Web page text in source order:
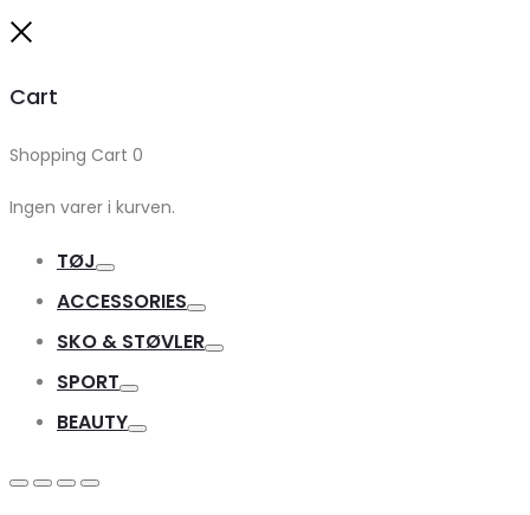
Cart
Shopping Cart 0
Ingen varer i kurven.
TØJ
ACCESSORIES
SKO & STØVLER
SPORT
BEAUTY